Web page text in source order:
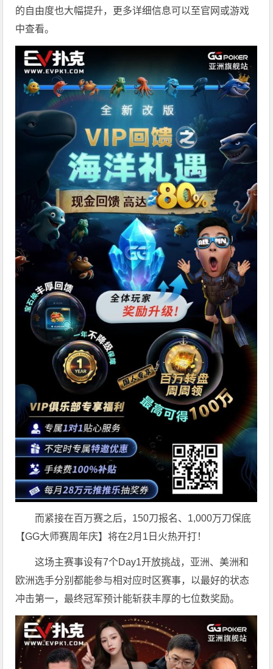
的自由度也大幅提升，更多详细信息可以至官网或游戏
中查看。
而紧接在百万赛之后，150刀报名、1,000万刀保底
【GG大师赛周年庆】将在2月1日火热开打！
这场主赛事设有7个Day1开放挑战，亚洲、美洲和
欧洲选手分别都能参与相对应时区赛事，以最好的状态
冲击第一，最终冠军预计能斩获丰厚的七位数奖励。